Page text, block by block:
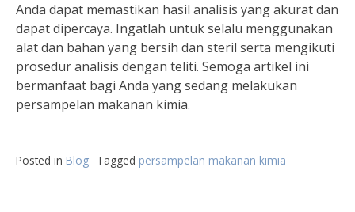
Anda dapat memastikan hasil analisis yang akurat dan
dapat dipercaya. Ingatlah untuk selalu menggunakan
alat dan bahan yang bersih dan steril serta mengikuti
prosedur analisis dengan teliti. Semoga artikel ini
bermanfaat bagi Anda yang sedang melakukan
persampelan makanan kimia.
Posted in Blog Tagged persampelan makanan kimia